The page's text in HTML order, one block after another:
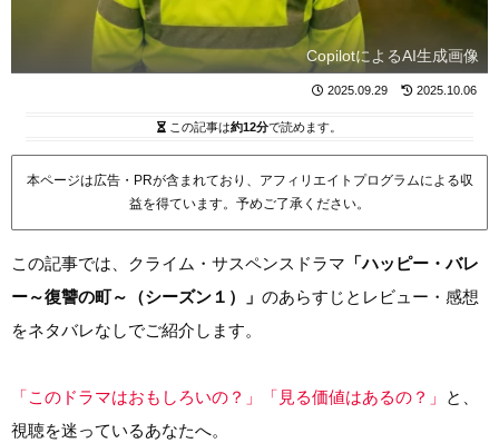
CopilotによるAI生成画像
2025.09.29 2025.10.06
この記事は約12分で読めます。
本ページは広告・PRが含まれており、アフィリエイトプログラムによる収
益を得ています。予めご了承ください。
この記事では、クライム・サスペンスドラマ 「ハッピー・バレ
ー～復讐の町～（シーズン１）」 のあらすじとレビュー・感想
をネタバレなしでご紹介します。
「このドラマはおもしろいの？」「見る価値はあるの？」
と、
視聴を迷っているあなたへ。